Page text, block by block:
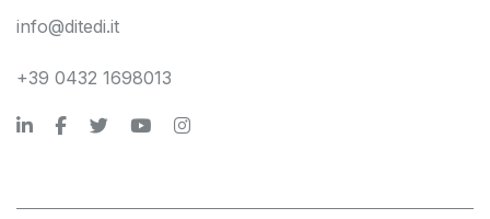
info@ditedi.it
+39 0432 1698013